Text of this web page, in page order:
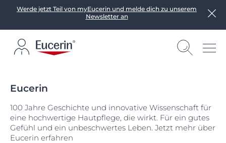
Werde jetzt Teil von myEucerin und melde dich zu unserem
Newsletter an
Eucerin
100 Jahre Geschichte und innovative Wissenschaft für
eine hochwertige Hautpflege, die wirkt. Für ein gutes
Gefühl und ein unbeschwertes Leben. Jetzt mehr über
Eucerin erfahren